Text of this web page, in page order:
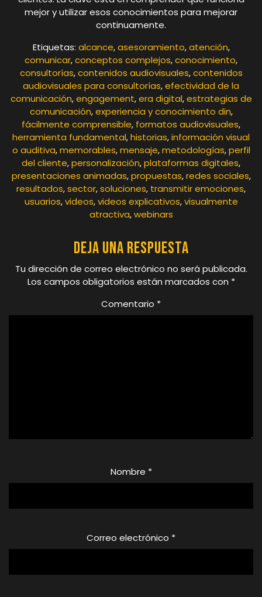
mejor y utilizar esos conocimientos para mejorar
continuamente.
Etiquetas: alcance,asesoramiento,atención,
comunicar,conceptos complejos,conocimiento,
consultorías,contenidos audiovisuales,contenidos
audiovisuales para consultorías,efectividad de la
comunicación,engagement,era digital,estrategias de
comunicación,experiencia y conocimiento din,
fácilmente comprensible, formatos audiovisuales,
herramienta fundamental,historias,información visual
o auditiva,memorables,mensaje,metodologías,perfil
del cliente,personalización,plataformas digitales,
presentaciones animadas,propuestas,redes sociales,
resultados,sector,soluciones, transmitir emociones,
usuarios,videos,videos explicativos,visualmente
atractiva,webinars
Deja una respuesta
Tu dirección de correo electrónico no será publicada.
Los campos obligatorios están marcados con *
Comentario *
Nombre *
Correo electrónico *